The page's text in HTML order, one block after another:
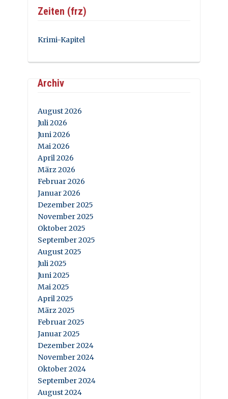
Zeiten (frz)
Krimi-Kapitel
Archiv
August 2026
Juli 2026
Juni 2026
Mai 2026
April 2026
März 2026
Februar 2026
Januar 2026
Dezember 2025
November 2025
Oktober 2025
September 2025
August 2025
Juli 2025
Juni 2025
Mai 2025
April 2025
März 2025
Februar 2025
Januar 2025
Dezember 2024
November 2024
Oktober 2024
September 2024
August 2024